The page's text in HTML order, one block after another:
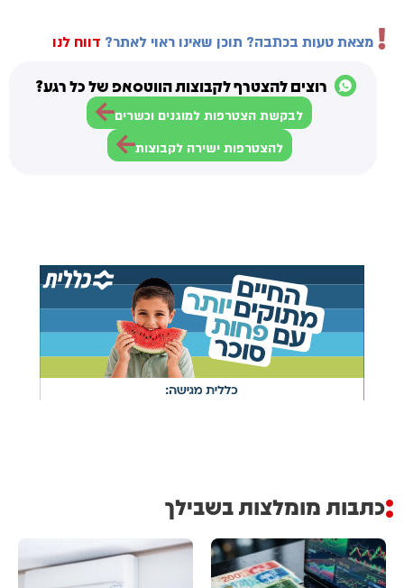
מצאת טעות בכתבה? תוכן שאינו ראוי לאתר? דווח לנו
רוצים להצטרף לקבוצות הווטסאפ של כל רגע?
לבקשת הצטרפות למוגנים וכשרים
להצטרפות ישירה לקבוצות
כתבות מומלצות בשבילך